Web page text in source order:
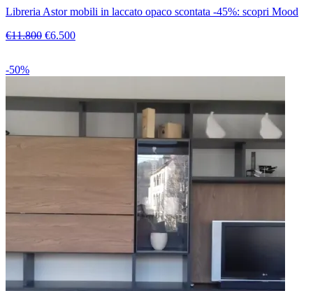
Libreria Astor mobili in laccato opaco scontata -45%: scopri Mood
€11.800 €6.500
-50%